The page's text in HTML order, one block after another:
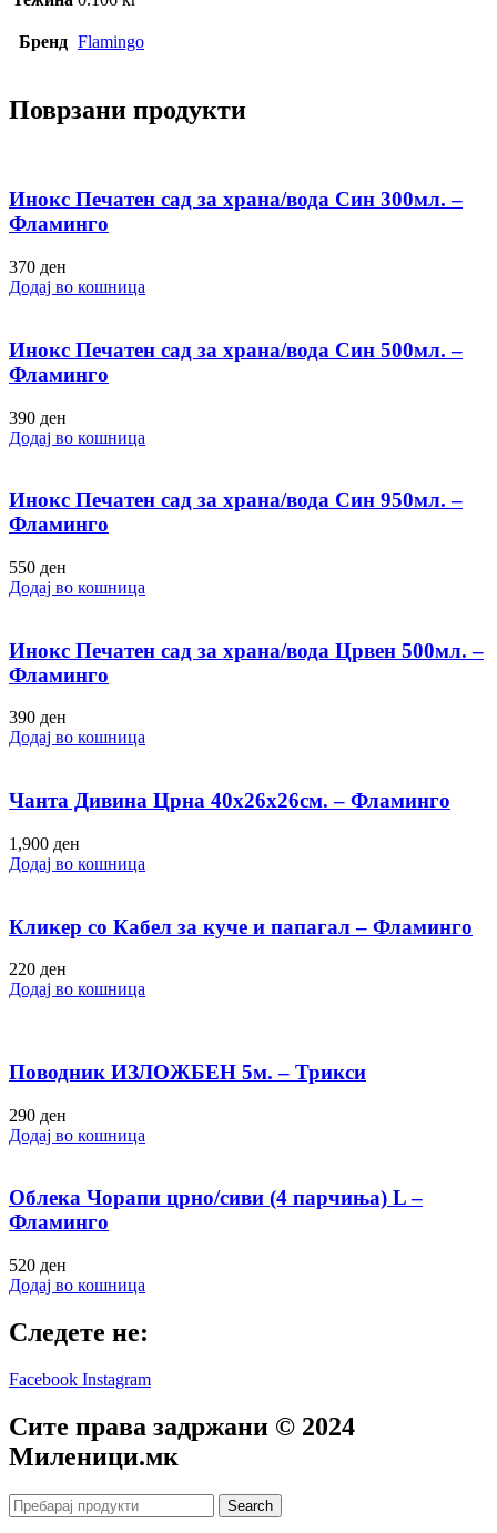
Бренд Flamingo
Поврзани продукти
Инокс Печатен сад за храна/вода Син 300мл. –
Фламинго
370 ден
Додај во кошница
Инокс Печатен сад за храна/вода Син 500мл. –
Фламинго
390 ден
Додај во кошница
Инокс Печатен сад за храна/вода Син 950мл. –
Фламинго
550 ден
Додај во кошница
Инокс Печатен сад за храна/вода Црвен 500мл. –
Фламинго
390 ден
Додај во кошница
Чанта Дивина Црна 40х26х26см. – Фламинго
1,900 ден
Додај во кошница
Кликер со Кабел за куче и папагал – Фламинго
220 ден
Додај во кошница
Поводник ИЗЛОЖБЕН 5м. – Трикси
290 ден
Додај во кошница
Облека Чорапи црно/сиви (4 парчиња) L –
Фламинго
520 ден
Додај во кошница
Следете не:
Facebook Instagram
Сите права задржани © 2024
Mиленици.мк
Search